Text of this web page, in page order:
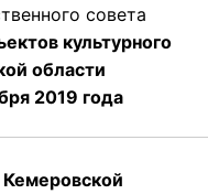
совета
культурного
области
2019 года